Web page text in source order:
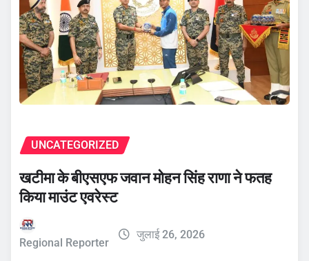
UNCATEGORIZED
खटीमा के बीएसएफ जवान मोहन सिंह राणा ने फतह
किया माउंट एवरेस्ट
Regional Reporter
जुलाई 26, 2026